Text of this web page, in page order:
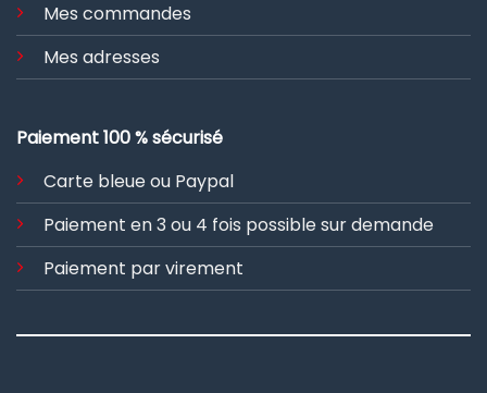
Mes commandes
Mes adresses
Paiement 100 % sécurisé
Carte bleue ou Paypal
Paiement en 3 ou 4 fois possible sur demande
Paiement par virement